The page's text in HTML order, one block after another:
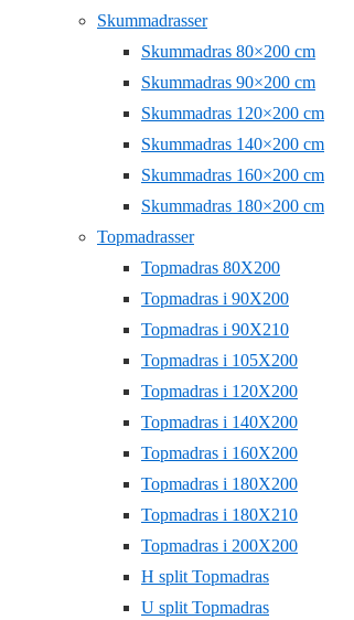
Skummadrasser
Skummadras 80×200 cm
Skummadras 90×200 cm
Skummadras 120×200 cm
Skummadras 140×200 cm
Skummadras 160×200 cm
Skummadras 180×200 cm
Topmadrasser
Topmadras 80X200
Topmadras i 90X200
Topmadras i 90X210
Topmadras i 105X200
Topmadras i 120X200
Topmadras i 140X200
Topmadras i 160X200
Topmadras i 180X200
Topmadras i 180X210
Topmadras i 200X200
H split Topmadras
U split Topmadras